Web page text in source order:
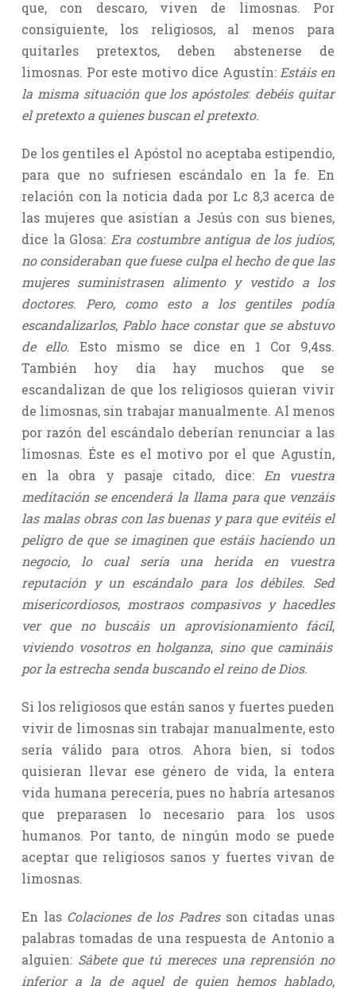
que, con descaro, viven de limosnas. Por
consiguiente, los religiosos, al menos para
quitarles pretextos, deben abstenerse de
limosnas. Por este motivo dice Agustín: Estáis en
la misma situación que los apóstoles: debéis quitar
el pretexto a quienes buscan el pretexto.
De los gentiles el Apóstol no aceptaba estipendio,
para que no sufriesen escándalo en la fe. En
relación con la noticia dada por Lc 8,3 acerca de
las mujeres que asistían a Jesús con sus bienes,
dice la Glosa: Era costumbre antigua de los judíos;
no consideraban que fuese culpa el hecho de que las
mujeres suministrasen alimento y vestido a los
doctores. Pero,como esto a los gentiles podía
escandalizarlos,Pablo hace constar que se abstuvo
de ello. Esto mismo se dice en 1 Cor 9,4ss.
También hoy día hay muchos que se
escandalizan de que los religiosos quieran vivir
de limosnas, sin trabajar manualmente. Al menos
por razón del escándalo deberían renunciar a las
limosnas. Éste es el motivo por el que Agustín,
en la obra y pasaje citado, dice:
En vuestra
meditación se encenderá la llama para que venzáis
las malas obras con las buenas y para que evitéis el
peligro de que se imaginen que estáis haciendo un
negocio,lo cual sería una herida en vuestra
reputación y un escándalo para los débiles.
Sed
misericordiosos,mostraos compasivos y hacedles
ver que no buscáis un aprovisionamiento fácil,
viviendo vosotros en holganza, sino que camináis
por la estrecha senda buscando el reino de Dios.
Si los religiosos que están sanos y fuertes pueden
vivir de limosnas sin trabajar manualmente, esto
sería válido para otros. Ahora bien, si todos
quisieran llevar ese género de vida, la entera
vida humana perecería, pues no habría artesanos
que preparasen lo necesario para los usos
humanos. Por tanto, de ningún modo se puede
aceptar que religiosos sanos y fuertes vivan de
limosnas.
En las Colaciones de los Padres son citadas unas
palabras tomadas de una respuesta de Antonio a
alguien: Sábete que tú mereces una reprensión no
inferior a la de aquel de quien hemos hablado,